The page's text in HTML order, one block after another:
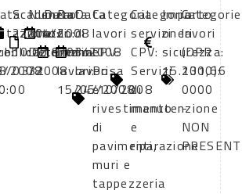
2008
03/2008
Scadenza:
22/04/2008
10:00
Numero
atto:
Determina
32
Data
atto:
18/03/2008
Data
di
inizio
lavori:
15/05/2008
Data
di
fine
lavori:
24/10/2008
Categoria
lavori
CPV:
Posa
e
rivestimento
di
pavimenti,
muri e
tappezzeria
Categoria
servizi
CPV:
Servizi
di
manutenzione
e
riparazione
Importo
oneri
sicurezza:
15.131,66
Categorie
lavori
(DPR
2000):
0000
-
NON